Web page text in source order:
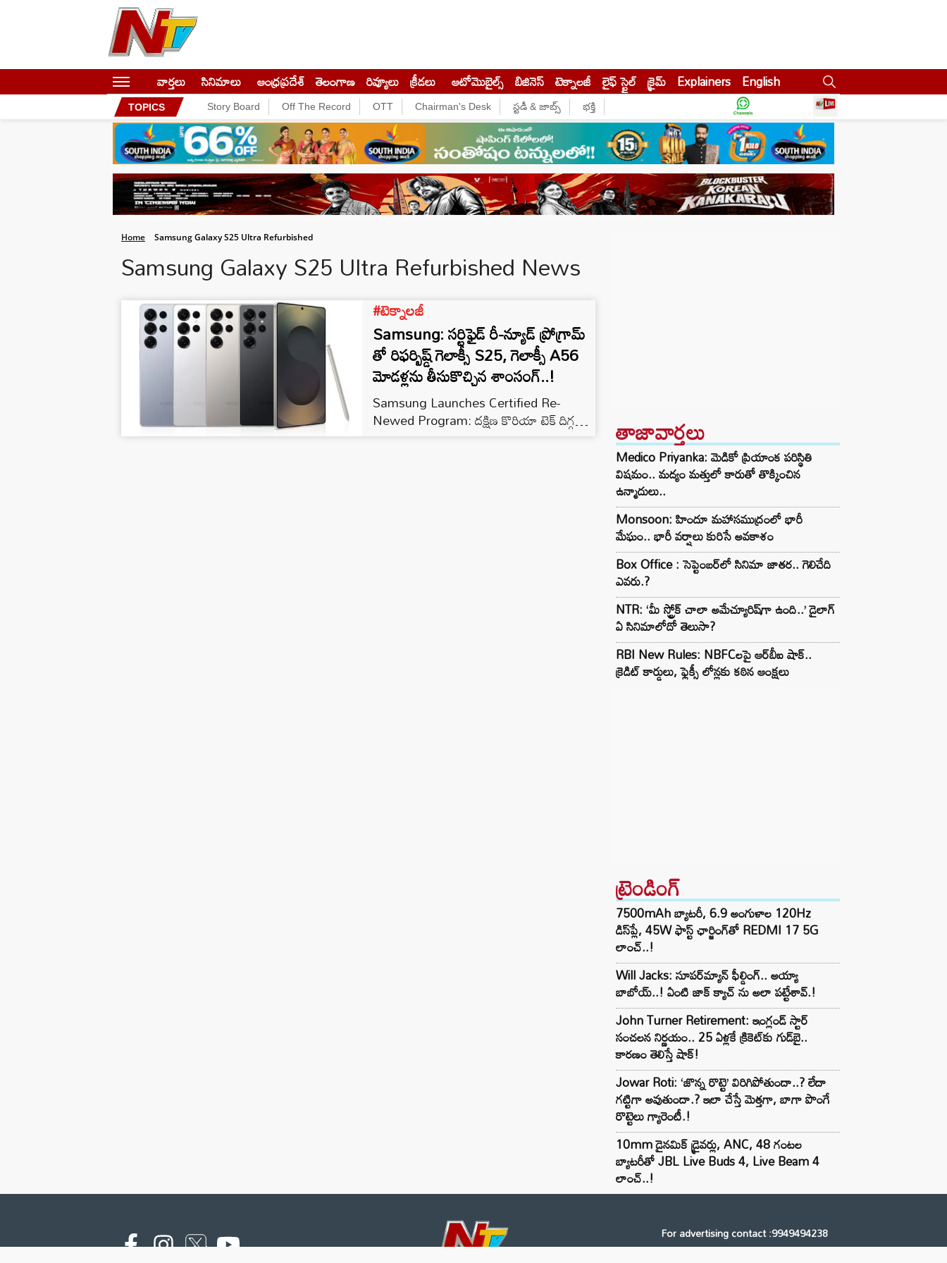
వార్తలు సినిమాలు ఆంధ్రప్రదేశ్ తెలంగాణ రివ్యూలు క్రీడలు ఆటోమొబైల్స్ బిజినెస్‌ టెక్నాలజీ లైఫ్ స్టైల్ క్రైమ్ Explainers English
TOPICS Story Board Off The Record OTT Chairman's Desk స్టడీ & జాబ్స్ భక్తి
Home Samsung Galaxy S25 Ultra Refurbished
Samsung Galaxy S25 Ultra Refurbished News
#టెక్నాలజీ
Samsung: సర్టిఫైడ్ రీ-న్యూడ్ ప్రోగ్రామ్‌
తో రిఫర్బిష్డ్ గెలాక్సీ S25, గెలాక్సీ A56
మోడళ్లను తీసుకొచ్చిన శాంసంగ్..!
Samsung Launches Certified Re-
Newed Program: దక్షిణ కొరియా టెక్ దిగ్గజం
శాంసంగ్ (Samsung) భారత మార్కెట్లో కొత్తగా తాజావార్తలు
Medico Priyanka: మెడికో ప్రియాంక పరిస్థితి
విషమం.. మద్యం మత్తులో కారుతో తొక్కించిన
ఉన్మాదులు..
Monsoon: హిందూ మహాసముద్రంలో భారీ
మేఘం.. భారీ వర్షాలు కురిసే అవకాశం
Box Office : సెప్టెంబర్‌లో సినిమా జాతర.. గెలిచేది
ఎవరు.?
NTR: ‘మీ స్ట్రోక్ చాలా అమేచ్యూరిష్‌గా ఉంది..’ డైలాగ్
ఏ సినిమాలోదో తెలుసా?
RBI New Rules: NBFCలపై ఆర్‌బీఐ షాక్..
క్రెడిట్ కార్డులు, ఫ్లెక్సీ లోన్లకు కఠిన ఆంక్షలు
ట్రెండింగ్‌
7500mAh బ్యాటరీ, 6.9 అంగుళాల 120Hz
డిస్‌ప్లే, 45W ఫాస్ట్ ఛార్జింగ్‌తో REDMI 17 5G
లాంచ్..!
Will Jacks: సూపర్‌మ్యాన్ ఫీల్డింగ్.. అయ్యా
బాబోయ్..! ఏంటి జాక్ క్యాచ్ ను అలా పట్టేశావ్.!
John Turner Retirement: ఇంగ్లండ్ స్టార్
సంచలన నిర్ణయం.. 25 ఏళ్లకే క్రికెట్‌కు గుడ్‌బై..
కారణం తెలిస్తే షాక్!
Jowar Roti: ‘జొన్న రొట్టె’ విరిగిపోతుందా..? లేదా
గట్టిగా అవుతుందా.? ఇలా చేస్తే మెత్తగా, బాగా పొంగే
రొట్టెలు గ్యారెంటీ.!
10mm డైనమిక్ డ్రైవర్లు, ANC, 48 గంటల
బ్యాటరీతో JBL Live Buds 4, Live Beam 4
లాంచ్..!
For advertising contact :9949494238
Email: digital@ntvnetwork.com